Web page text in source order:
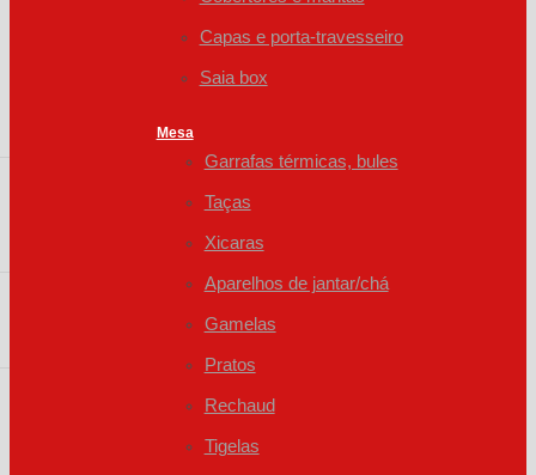
Capas e porta-travesseiro
Saia box
Mesa
Garrafas térmicas, bules
Taças
Xicaras
Aparelhos de jantar/chá
Gamelas
Pratos
Rechaud
Tigelas